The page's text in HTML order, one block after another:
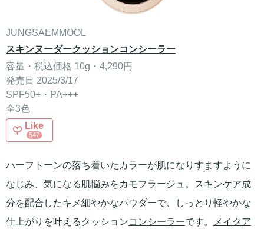
JUNGSAEMMOOL
スキンヌーダークッションコンシーラー
容量・税込価格 10g・4,290円
発売日 2025/3/17
SPF50+・PA+++
全3色
Like
547
ハーフトーンの落ち着いたカラーが肌になりすますように
なじみ、気になる肌悩みをカモフラージュ。
スキンケア成
分を配合したキメ細やかなパウダーで、しっとり軽やかな
仕上がりを叶えるクッションコンシーラーです。
メイクア